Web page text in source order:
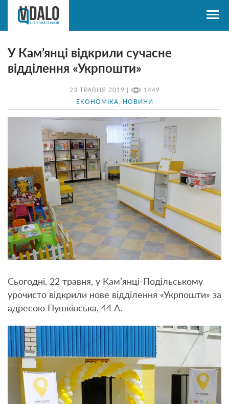
23 ТРАВНЯ 2019 | 1449
ЕКОНОМІКА НОВИНИ
У Кам’янці відкрили сучасне
відділення «Укрпошти»
Сьогодні, 22 травня, у Кам’янці-Подільському
урочисто відкрили нове відділення «Укрпошти» за
адресою Пушкінська, 44 А.